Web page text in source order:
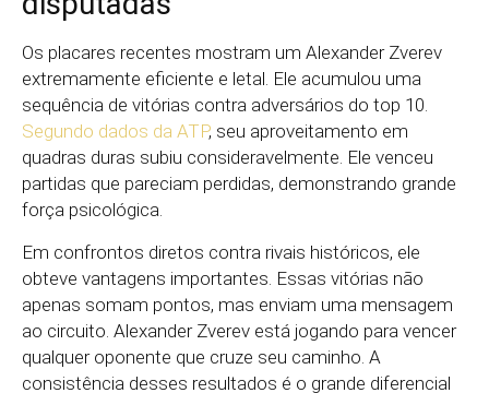
Os placares recentes mostram um Alexander Zverev
extremamente eficiente e letal. Ele acumulou uma
sequência de vitórias contra adversários do top 10.
Segundo dados da ATP, seu aproveitamento em
quadras duras subiu consideravelmente. Ele venceu
partidas que pareciam perdidas, demonstrando grande
força psicológica.
Em confrontos diretos contra rivais históricos, ele
obteve vantagens importantes. Essas vitórias não
apenas somam pontos, mas enviam uma mensagem
ao circuito. Alexander Zverev está jogando para vencer
qualquer oponente que cruze seu caminho. A
consistência desses resultados é o grande diferencial